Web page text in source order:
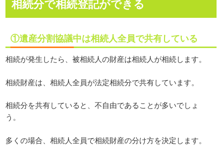
相続分で相続登記ができる
①遺産分割協議中は相続人全員で共有している
相続が発生したら、被相続人の財産は相続人が相続します。
相続財産は、相続人全員が法定相続分で共有しています。
相続分を共有していると、不自由であることが多いでしょ
う。
多くの場合、相続人全員で相続財産の分け方を決定します。